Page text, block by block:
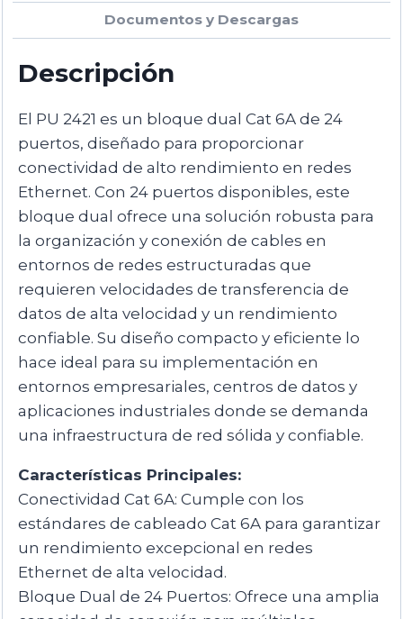
Documentos y Descargas
Descripción
El PU 2421 es un bloque dual Cat 6A de 24
puertos, diseñado para proporcionar
conectividad de alto rendimiento en redes
Ethernet. Con 24 puertos disponibles, este
bloque dual ofrece una solución robusta para
la organización y conexión de cables en
entornos de redes estructuradas que
requieren velocidades de transferencia de
datos de alta velocidad y un rendimiento
confiable. Su diseño compacto y eficiente lo
hace ideal para su implementación en
entornos empresariales, centros de datos y
aplicaciones industriales donde se demanda
una infraestructura de red sólida y confiable.
Características Principales:
Conectividad Cat 6A: Cumple con los
estándares de cableado Cat 6A para garantizar
un rendimiento excepcional en redes
Ethernet de alta velocidad.
Bloque Dual de 24 Puertos: Ofrece una amplia